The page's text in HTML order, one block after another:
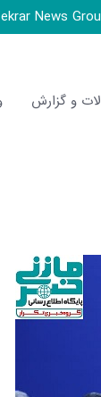
News
و گزارش